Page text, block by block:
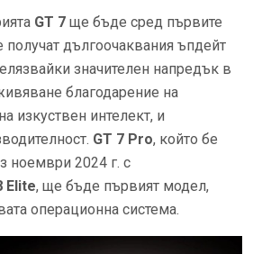
GT 7 ще бъде сред първите
получат дългоочаквания ъпдейт
значителен напредък в
благодарение на
изкуствен интелект, и
GT 7 Pro, който бе
ноември 2024 г. с
Elite, ще бъде първият модел,
операционна система.